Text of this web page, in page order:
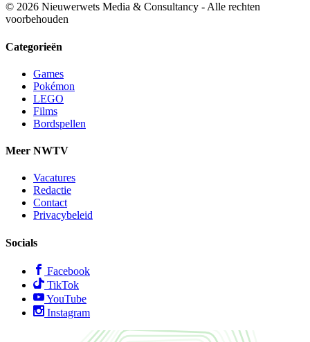
© 2026 Nieuwerwets Media & Consultancy - Alle rechten
voorbehouden
Categorieën
Games
Pokémon
LEGO
Films
Bordspellen
Meer NWTV
Vacatures
Redactie
Contact
Privacybeleid
Socials
Facebook
TikTok
YouTube
Instagram